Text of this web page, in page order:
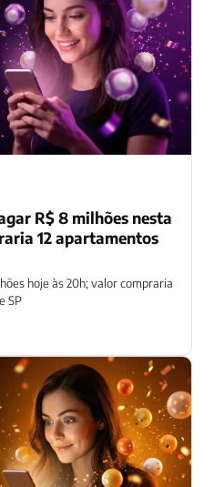
R$ 8 milhões nesta
12 apartamentos
hoje às 20h; valor compraria
SP